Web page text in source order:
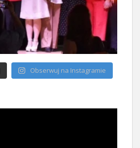
Obserwuj na Instagramie